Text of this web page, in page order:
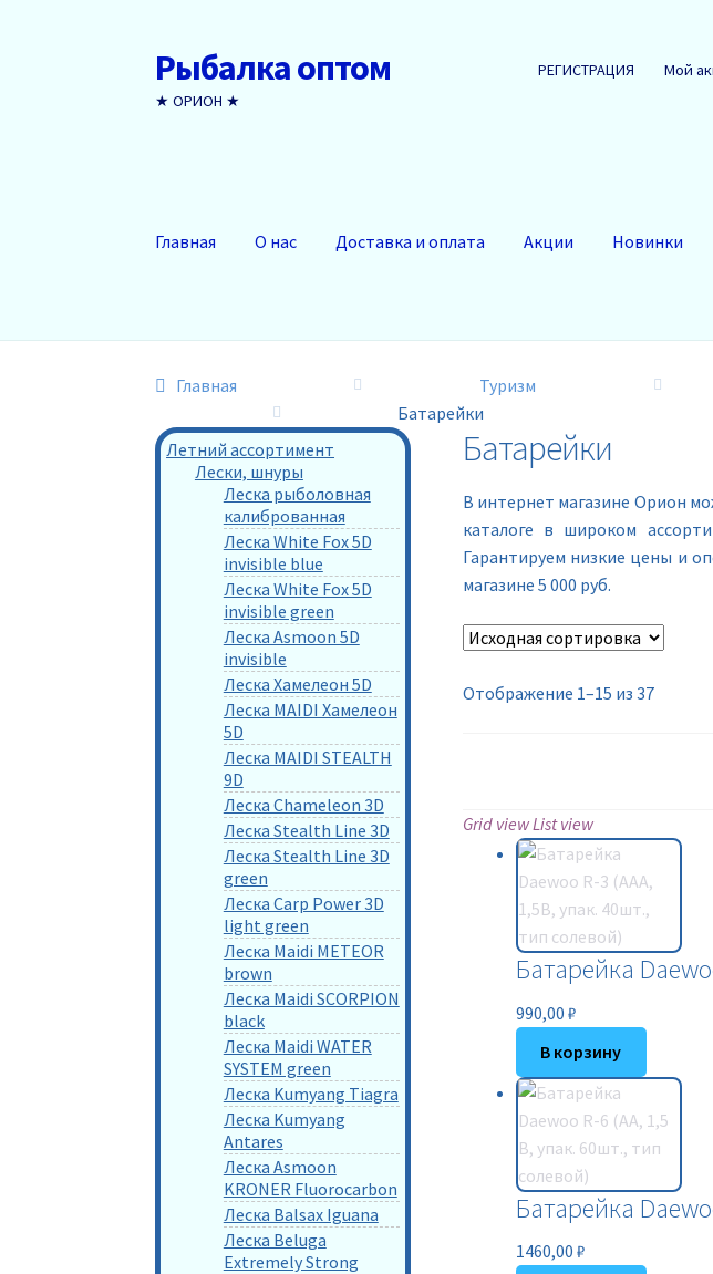
Перейти
к
навигации
Перейти
к
содержимому
Рыбалка оптом
★ ОРИОН ★
РЕГИСТРАЦИЯ Мой
Главная О нас Доставка и оплата Акции Новинки
Главная Туризм
Батарейки
Батарейки
В интернет магазине Орион
каталоге в широком
Гарантируем низкие цены и
магазине 5 000 руб.
Отображение 1–15 из 37
Grid viewList view
Батарейка
990,00 ₽
В корзину
Батарейка
1460,00 ₽
Летний ассортимент
Лески, шнуры
Леска рыболовная
калиброванная
Леска White Fox 5D
invisible blue
Леска White Fox 5D
invisible green
Леска Asmoon 5D
invisible
Леска Хамелеон 5D
Леска MAIDI Хамелеон
5D
Леска MAIDI STEALTH
9D
Леска Chameleon 3D
Леска Stealth Line 3D
Леска Stealth Line 3D
green
Леска Carp Power 3D
light green
Леска Maidi METEOR
brown
Леска Maidi SCORPION
black
Леска Maidi WATER
SYSTEM green
Леска Kumyang Tiagra
Леска Kumyang
Antares
Леска Asmoon
KRONER Fluorocarbon
Леска Balsax Iguana
Леска Beluga
Extremely Strong